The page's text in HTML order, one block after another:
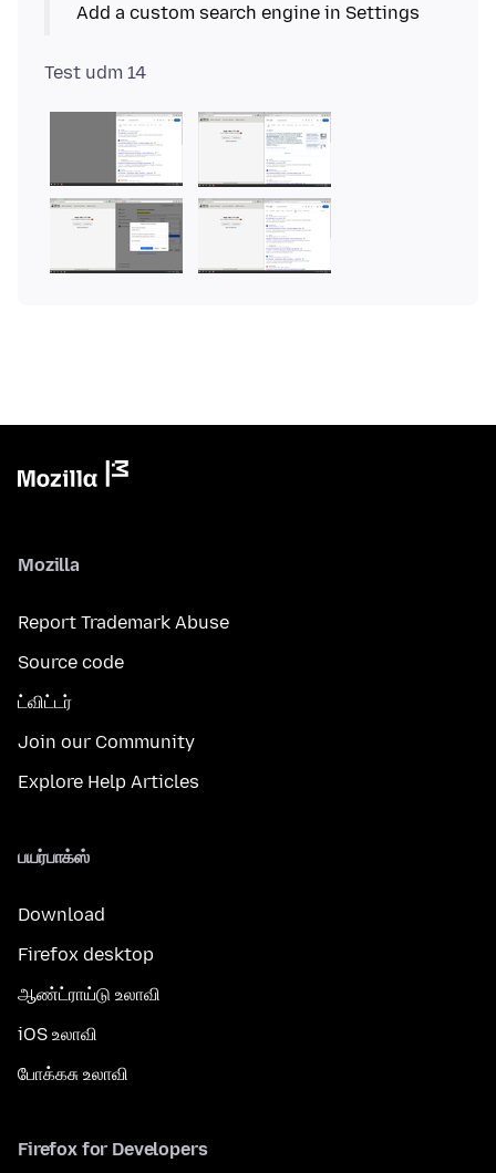
Mozilla
Report Trademark Abuse
Source code
ட்விட்டர்
Join our Community
Explore Help Articles
பயர்பாக்ஸ்
Download
Firefox desktop
ஆண்ட்ராய்டு உலாவி
iOS உலாவி
போக்கசு உலாவி
Firefox for Developers